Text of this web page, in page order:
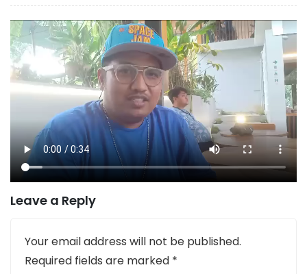
Leave a Reply
Your email address will not be published.
Required fields are marked *